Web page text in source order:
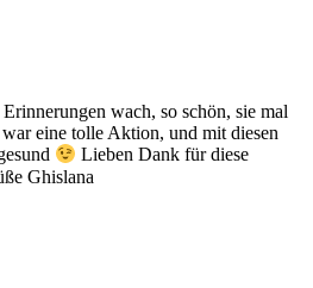
wach, so schön, sie mal
eine tolle Aktion, und mit diesen
Lieben Dank für diese
Ghislana